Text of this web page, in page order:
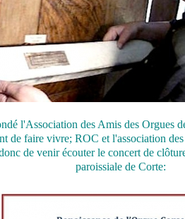
l'Association des Amis des Orgues
de faire vivre; ROC et l'association
de venir écouter le concert de
paroissiale de Corte: